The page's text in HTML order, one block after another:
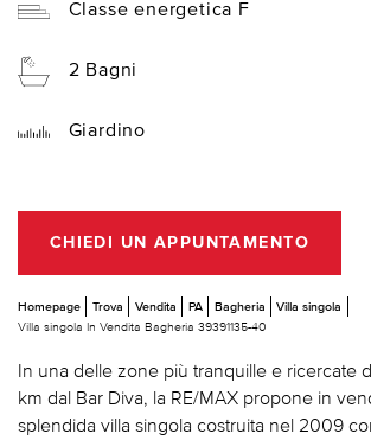
Classe energetica F
2 Bagni
Giardino
CHIEDI UN APPUNTAMENTO
Homepage Trova Vendita PA Bagheria
Villa singola
Villa singola In Vendita Bagheria 39391135-40
In una delle zone più tranquille e ricercate
km dal Bar Diva, la RE/MAX propone in
splendida villa singola costruita nel 2009